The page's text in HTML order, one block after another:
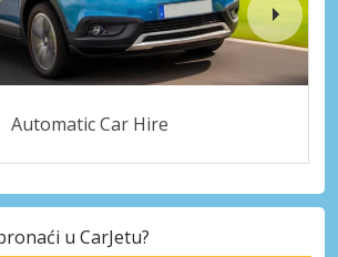
Automatic Car Hire
u CarJetu?